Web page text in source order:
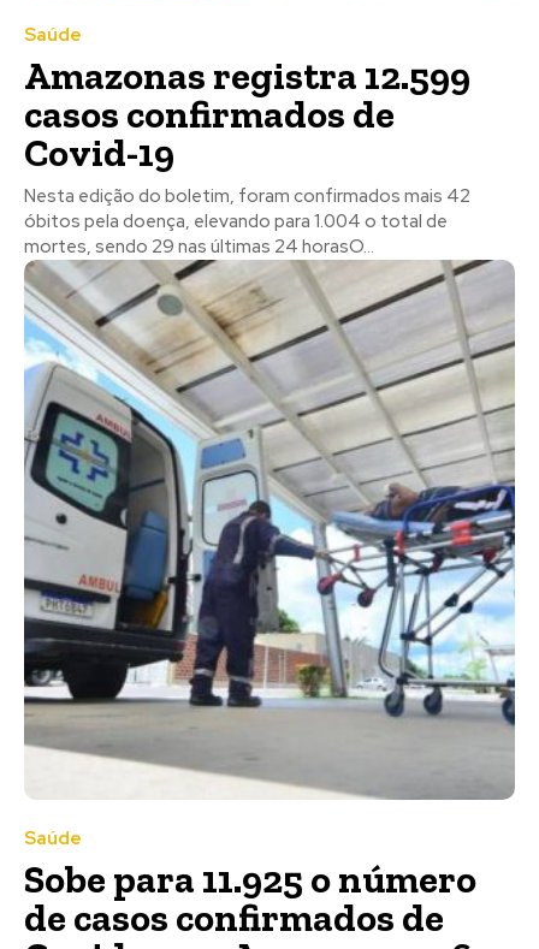
Saúde
Amazonas registra 12.599
casos confirmados de
Covid-19
Nesta edição do boletim, foram confirmados mais 42
óbitos pela doença, elevando para 1.004 o total de
mortes, sendo 29 nas últimas 24 horasO...
Saúde
Sobe para 11.925 o número
de casos confirmados de